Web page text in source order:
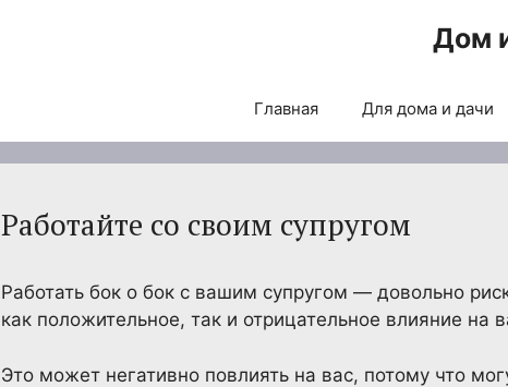
Дом
Главная Для дома и дачи
Работайте со своим супругом
Работать бок о бок с вашим супругом — довольно
как положительное, так и отрицательное влияние на
Это может негативно повлиять на вас, потому что